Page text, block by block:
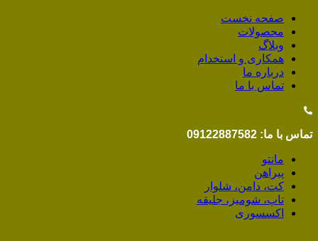
صفحه نخست
محصولات
وبلاگ
همکاری و استخدام
درباره ما
تماس با ما
تماس با ما: 09122887582
مانتو
پیراهن
کت، دامن، شلوار
تاپ، شومیز، جلیقه
اکسسوری